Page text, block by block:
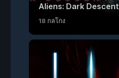
Aliens: Dark Descent
18 กลโกง